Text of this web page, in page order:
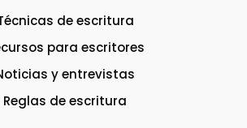
de escritura
para escritores
y entrevistas
Reglas de escritura